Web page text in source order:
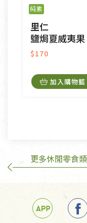
CD、VCD、DVD
接受原片換新。
衣飾鞋類-如T恤
美容保養用品、
內衣褲、襪子、
外,依據《通訊交
訂購手抄稿退貨
若未保持原包裝
任何折損、磨損
純素
里仁
鹽焗夏威夷果
$170
加入購物籃
更多休閒零食